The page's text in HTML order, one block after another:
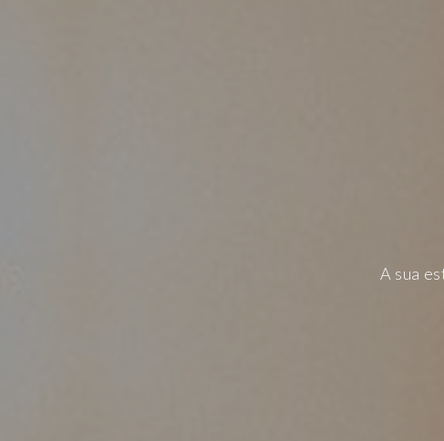
A sua
Somos o primeiro Hotel Inclusivo